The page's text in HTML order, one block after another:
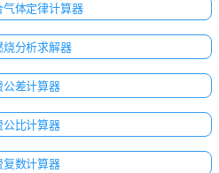
气体定律计算器
烧分析求解器
公差计算器
公比计算器
复数计算器